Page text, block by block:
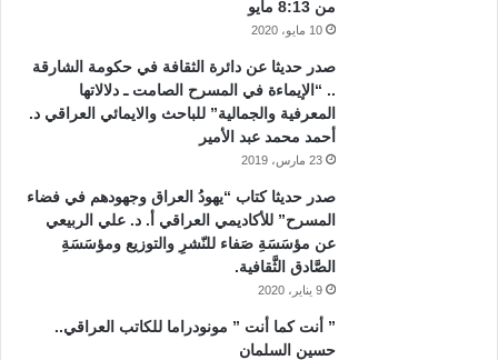
من 8:13 مايو
10 مايو، 2020
صدر حديثا عن دائرة الثقافة في حكومة الشارقة
.. “الإيماءة في المسرح الصامت ـ دلالاتها
المعرفية والجمالية” للباحث والايمائي العراقي د.
أحمد محمد عبد الأمير
23 مارس، 2019
صدر حديثا كتاب “يهودُ العراق وجهودهم في فضاء
المسرح” للأكاديمي العراقي أ. د. علي الربيعي
عن مؤسَسَةِ صَفاء للنّشرِ والتوزيع ومؤسَسَةِ
الصَّادق الثَّقافية.
9 يناير، 2020
” أنت كما أنت ” مونودراما للكاتب العراقي..
حسين السلمان